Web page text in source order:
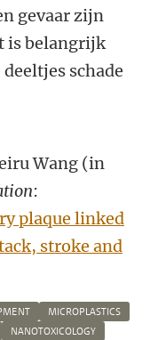
gevaar zijn
is belangrijk
schade
Wang (in
:
plaque linked
stroke and
MICROPLASTICS
NANOTOXICOLOGY